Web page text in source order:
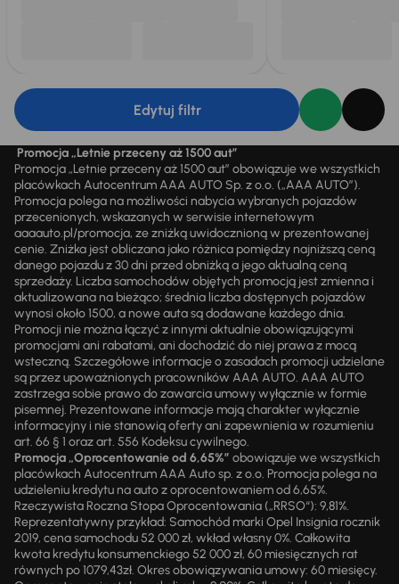
Edytuj filtr
Promocja „Letnie przeceny aż 1500 aut”
Promocja „Letnie przeceny aż 1500 aut” obowiązuje we wszystkich
placówkach Autocentrum AAA AUTO Sp. z o.o. („AAA AUTO”).
Promocja polega na możliwości nabycia wybranych pojazdów
przecenionych, wskazanych w serwisie internetowym
aaaauto.pl/promocja, ze zniżką uwidocznioną w prezentowanej
cenie. Zniżka jest obliczana jako różnica pomiędzy najniższą ceną
danego pojazdu z 30 dni przed obniżką a jego aktualną ceną
sprzedaży. Liczba samochodów objętych promocją jest zmienna i
aktualizowana na bieżąco; średnia liczba dostępnych pojazdów
wynosi około 1500, a nowe auta są dodawane każdego dnia.
Promocji nie można łączyć z innymi aktualnie obowiązującymi
promocjami ani rabatami, ani dochodzić do niej prawa z mocą
wsteczną. Szczegółowe informacje o zasadach promocji udzielane
są przez upoważnionych pracowników AAA AUTO. AAA AUTO
zastrzega sobie prawo do zawarcia umowy wyłącznie w formie
pisemnej. Prezentowane informacje mają charakter wyłącznie
informacyjny i nie stanowią oferty ani zapewnienia w rozumieniu
art. 66 § 1 oraz art. 556 Kodeksu cywilnego.
Promocja „Oprocentowanie od 6,65%” obowiązuje we wszystkich
placówkach Autocentrum AAA Auto sp. z o.o. Promocja polega na
udzieleniu kredytu na auto z oprocentowaniem od 6,65%.
Rzeczywista Roczna Stopa Oprocentowania („RRSO“): 9,81%.
Reprezentatywny przykład: Samochód marki Opel Insignia rocznik
2019, cena samochodu 52 000 zł, wkład własny 0%. Całkowita
kwota kredytu konsumenckiego 52 000 zł, 60 miesięcznych rat
równych po 1079,43zł. Okres obowiązywania umowy: 60 miesięcy.